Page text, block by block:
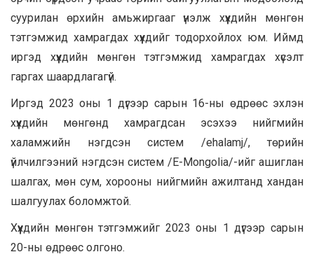
суурилан өрхийн амьжиргааг үнэлж хүүхдийн мөнгөн
тэтгэмжид хамрагдах хүүхдийг тодорхойлох юм. Иймд
иргэд хүүхдийн мөнгөн тэтгэмжид хамрагдах хүсэлт
гаргах шаардлагагүй.
Иргэд 2023 оны 1 дүгээр сарын 16-ны өдрөөс эхлэн
хүүхдийн мөнгөнд хамрагдсан эсэхээ нийгмийн
халамжийн нэгдсэн систем /ehalamj/, төрийн
үйлчилгээний нэгдсэн систем /Е-Моngolia/-ийг ашиглан
шалгах, мөн сум, хорооны нийгмийн ажилтанд хандан
шалгуулах боломжтой.
Хүүхдийн мөнгөн тэтгэмжийг 2023 оны 1 дүгээр сарын
20-ны өдрөөс олгоно.